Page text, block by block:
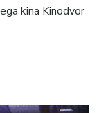
kina Kinodvor